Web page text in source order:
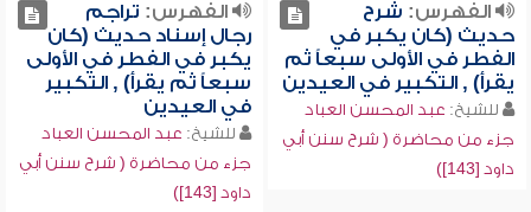
الفهرس: شرح
حديث (كان يكبر في
الفطر في الأولى سبعاً ثم
يقرأ) , التكبير في العيدين
للشيخ: عبد المحسن العباد
جزء من محاضرة ( شرح سنن أبي
داود [143])
الفهرس: تراجم
رجال إسناد حديث (كان
يكبر في الفطر في الأولى
سبعاً ثم يقرأ) , التكبير
في العيدين
للشيخ: عبد المحسن العباد
جزء من محاضرة ( شرح سنن أبي
داود [143])